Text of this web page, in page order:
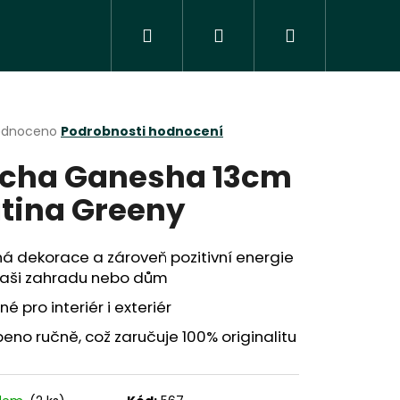
Hledat PřihlášeníNákupní
Podrobnosti hodnocení
Ganesha 13cm
Greeny
dekorace a zároveň pozitivní energie
zahradu nebo dům
pro interiér i exteriér
ručně, což zaručuje 100% originalitu
Následující